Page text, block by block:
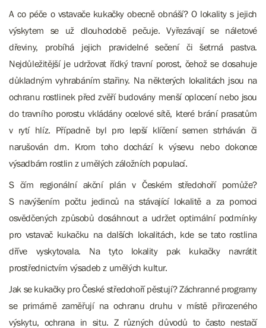
A co péče o vstavače kukačky obecně obnáší? O lokality s jejich
výskytem se už dlouhodobě pečuje. Vyřezávají se náletové
dřeviny, probíhá jejich pravidelné sečení či šetrná pastva.
Nejdůležitější je udržovat řídký travní porost, čehož se dosahuje
důkladným vyhrabáním stařiny. Na některých lokalitách jsou na
ochranu rostlinek před zvěří budovány menší oplocení nebo jsou
do travního porostu vkládány ocelové sítě, které brání prasatům
v rytí hlíz. Případně byl pro lepší klíčení semen strháván či
narušován drn. Krom toho dochází k výsevu nebo dokonce
výsadbám rostlin z umělých záložních populací.
S čím regionální akční plán v Českém středohoří pomůže?
S navýšením počtu jedinců na stávající lokalitě a za pomoci
osvědčených způsobů dosáhnout a udržet optimální podmínky
pro vstavač kukačku na dalších lokalitách, kde se tato rostlina
dříve vyskytovala. Na tyto lokality pak kukačky navrátit
prostřednictvím výsadeb z umělých kultur.
Jak se kukačky pro České středohoří pěstují?Záchranné programy
se primárně zaměřují na ochranu druhu v místě přirozeného
výskytu, ochrana in situ. Z různých důvodů to často nestačí